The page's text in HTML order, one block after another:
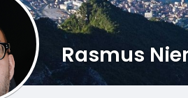
Rasmus